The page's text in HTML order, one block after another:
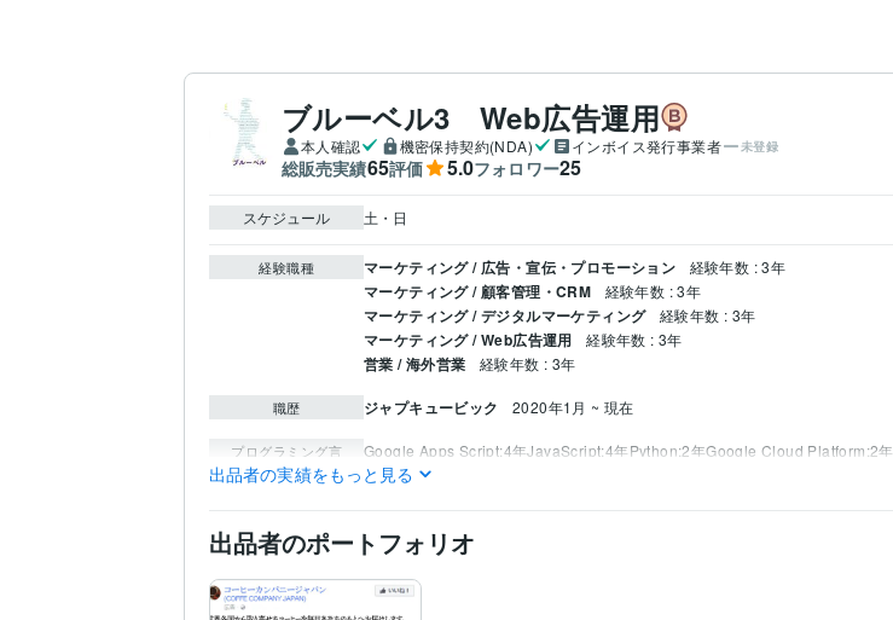
ブルーベル3 Web広告運用
本人確認 機密保持契約(NDA) インボイス発行事業者 未登録
総販売実績65評価 5.0フォロワー25
スケジュール 土・日
経験職種 マーケティング / 広告・宣伝・プロモーション 経験年数 : 3年
マーケティング / 顧客管理・CRM 経験年数 : 3年
マーケティング / デジタルマーケティング 経験年数 : 3年
マーケティング / Web広告運用 経験年数 : 3年
営業 / 海外営業 経験年数 : 3年
職歴 ジャプキュービック 2020年1月 ~ 現在
プログラミング言
語・フレームワーク
Google Apps Script:4年JavaScript:4年Python:2年Google Cloud Platform:2年
得意分野 集客・マーケティング相談 Google/Instagram広告
インスタグラム
集客・マーケティング相談
出品者の実績をもっと見る
出品者のポートフォリオ